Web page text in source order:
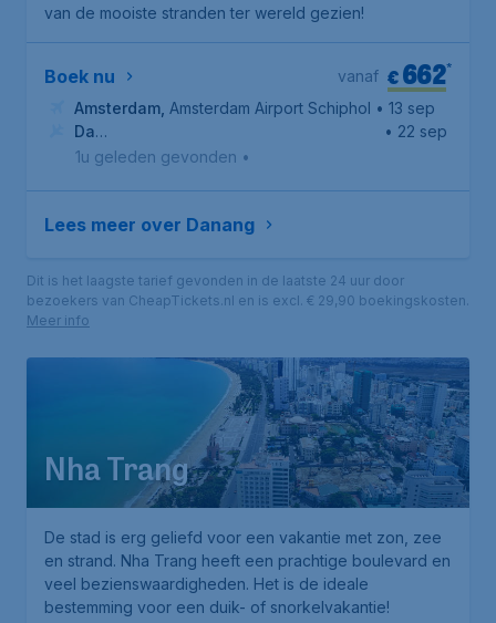
van de mooiste stranden ter wereld gezien!
Boek nu €662*
vanaf
Amsterdam Amsterdam Airport Schiphol • 13 sep
Da
Nang, Internationale Luchthaven Đà Nẵng
• 22 sep
1u geleden gevonden •
Lees meer over Danang
Dit is het laagste tarief gevonden in de laatste 24 uur door
bezoekers van CheapTickets.nl en is excl. € 29,90 boekingskosten.
Meer info
Nha Trang
De stad is erg geliefd voor een vakantie met zon, zee
en strand. Nha Trang heeft een prachtige boulevard en
veel bezienswaardigheden. Het is de ideale
bestemming voor een duik- of snorkelvakantie!